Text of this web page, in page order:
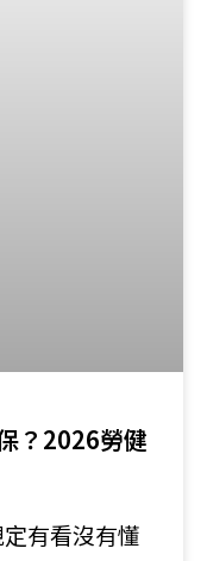
？2026勞健
有看沒有懂